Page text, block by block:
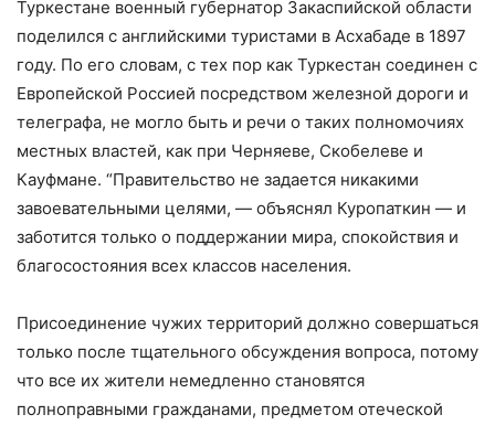
Туркестане военный губернатор Закаспийской области
поделился с английскими туристами в Асхабаде в 1897
году. По его словам, с тех пор как Туркестан соединен с
Европейской Россией посредством железной дороги и
телеграфа, не могло быть и речи о таких полномочиях
местных властей, как при Черняеве, Скобелеве и
Кауфмане. “Правительство не задается никакими
завоевательными целями, — объяснял Куропаткин — и
заботится только о поддержании мира, спокойствия и
благосостояния всех классов населения.
Присоединение чужих территорий должно совершаться
только после тщательного обсуждения вопроса, потому
что все их жители немедленно становятся
полноправными гражданами, предметом отеческой